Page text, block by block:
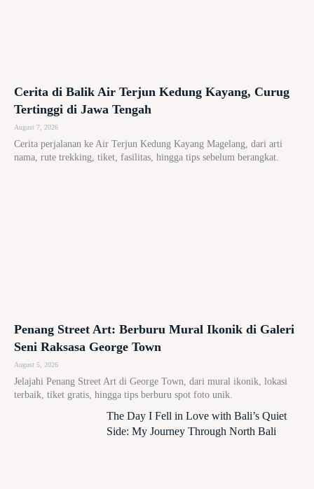
Cerita di Balik Air Terjun Kedung Kayang, Curug
Tertinggi di Jawa Tengah
August 7, 2026
Cerita perjalanan ke Air Terjun Kedung Kayang Magelang, dari arti
nama, rute trekking, tiket, fasilitas, hingga tips sebelum berangkat.
Penang Street Art: Berburu Mural Ikonik di Galeri
Seni Raksasa George Town
August 5, 2026
Jelajahi Penang Street Art di George Town, dari mural ikonik, lokasi
terbaik, tiket gratis, hingga tips berburu spot foto unik.
The Day I Fell in Love with Bali’s Quiet
Side: My Journey Through North Bali